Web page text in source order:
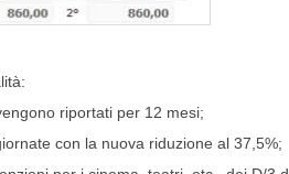
riportati per 12 mesi;
con la nuova riduzione al 37,5%;